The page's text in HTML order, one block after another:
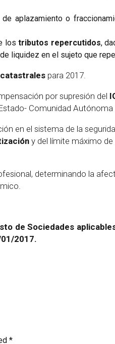
aplazamiento o
lostributos repercutidos,
liquidez en el sujeto que
para 2017.
por supresión del
Comunidad Autónoma
en el sistema de la
y del límite máximo
determinando la
de Sociedades
2017.
*